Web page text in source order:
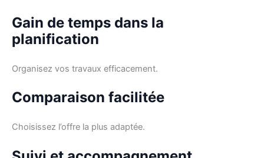
Gain de temps dans la
planification
Organisez vos travaux efficacement.
Comparaison facilitée
Choisissez l’offre la plus adaptée.